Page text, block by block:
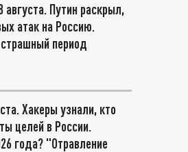
августа. Путин раскрыл,
атак на Россию.
период
Хакеры узнали, кто
целей в России.
года? "Отравление